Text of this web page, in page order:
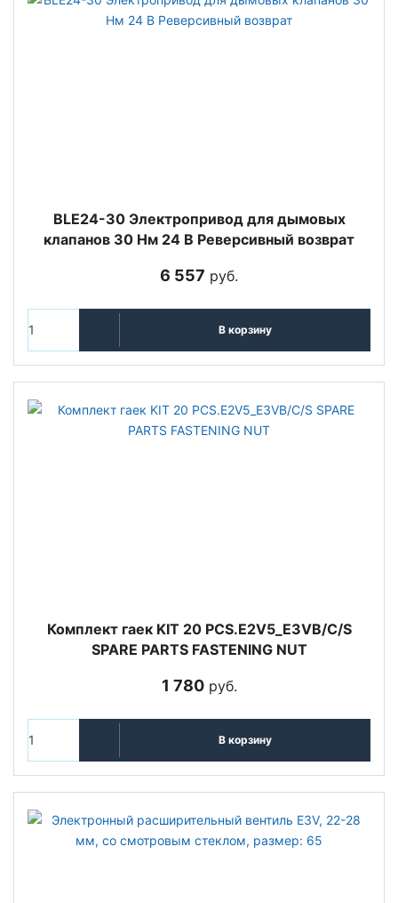
BLE24-30 Электропривод для дымовых
клапанов 30 Нм 24 В Реверсивный возврат
6 557 руб.
В корзину
Комплект гаек KIT 20 PCS.E2V5_E3VB/C/S
SPARE PARTS FASTENING NUT
1 780руб.
В корзину